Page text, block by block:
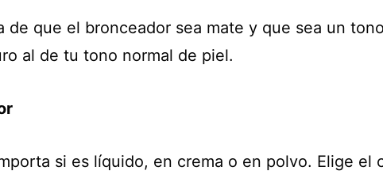
de que el bronceador sea mate y que sea un
al de tu tono normal de piel.
si es líquido, en crema o en polvo. Elige el